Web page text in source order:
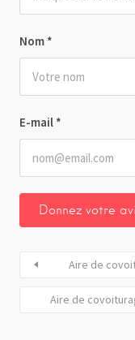
Nom *
E-mail *
Aire de
Aire de